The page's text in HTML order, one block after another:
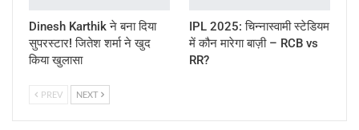
Dinesh Karthik ने बना दिया
सुपरस्टार! जितेश शर्मा ने खुद
किया खुलासा
IPL 2025: चिन्नास्वामी स्टेडियम
में कौन मारेगा बाज़ी – RCB vs
RR?
PREV NEXT